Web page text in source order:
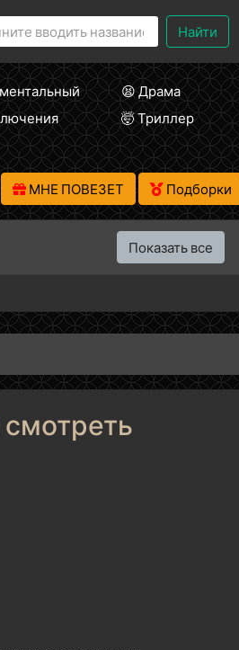
Найти
😫 Драма
🤯 Триллер
МНЕ ПОВЕЗЕТ Подборки
Показать все